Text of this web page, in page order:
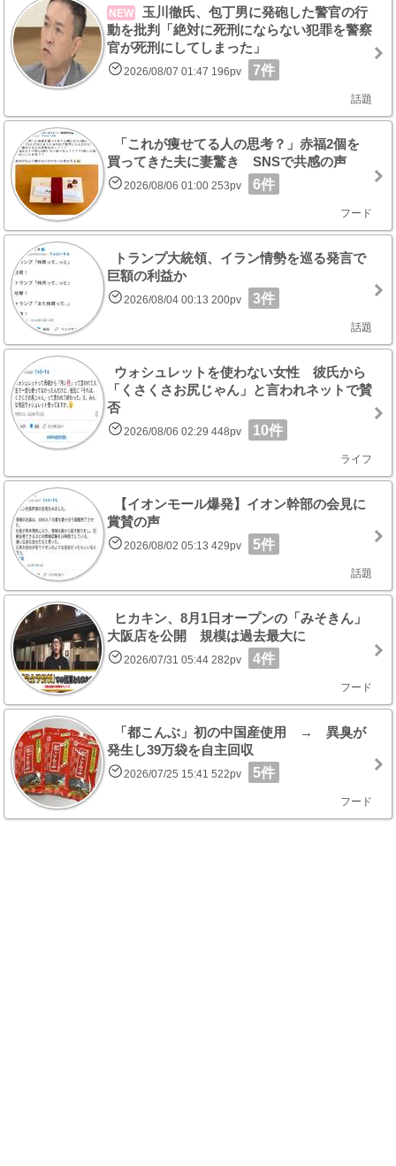
NEW
玉川徹氏、包丁男に発砲した警官の行
動を批判「絶対に死刑にならない犯罪を警察
官が死刑にしてしまった」
2026/08/07 01:47 196pv 7件
話題
「これが痩せてる人の思考？」赤福2個を
買ってきた夫に妻驚き SNSで共感の声
2026/08/06 01:00 253pv 6件
フード
トランプ大統領、イラン情勢を巡る発言で
巨額の利益か
2026/08/04 00:13 200pv 3件
話題
ウォシュレットを使わない女性 彼氏から
「くさくさお尻じゃん」と言われネットで賛
否
2026/08/06 02:29 448pv 10件
ライフ
【イオンモール爆発】イオン幹部の会見に
賞賛の声
2026/08/02 05:13 429pv 5件
話題
ヒカキン、8月1日オープンの「みそきん」
大阪店を公開 規模は過去最大に
2026/07/31 05:44 282pv 4件
フード
「都こんぶ」初の中国産使用 → 異臭が
発生し39万袋を自主回収
2026/07/25 15:41 522pv 5件
フード